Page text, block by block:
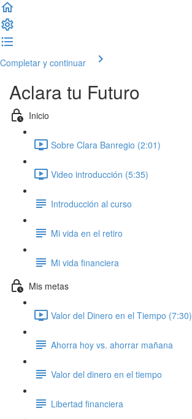
Completar y continuar
Aclara tu Futuro
Inicio
Sobre Clara Banregio (2:01)
Video introducción (5:35)
Introducción al curso
Mi vida en el retiro
Mi vida financiera
Mis metas
Valor del Dinero en el Tiempo (7:30)
Ahorra hoy vs. ahorrar mañana
Valor del dinero en el tiempo
Libertad financiera